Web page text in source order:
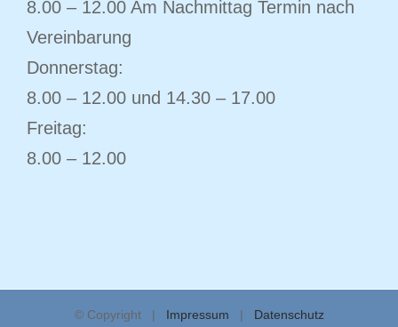
8.00 – 12.00 Am Nachmittag Termin nach
Vereinbarung
Donnerstag:
8.00 – 12.00 und 14.30 – 17.00
Freitag:
8.00 – 12.00
© Copyright | Impressum | Datenschutz